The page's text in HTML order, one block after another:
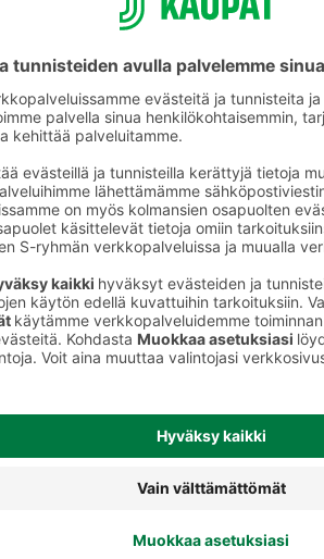
meikinkiinnityssuihkeet, korostus- ja
varjostustuotteet